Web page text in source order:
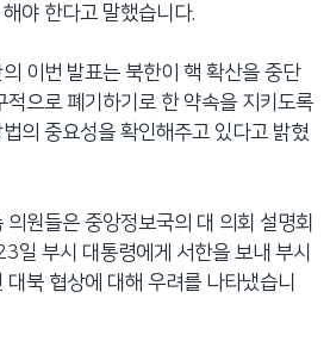
야 한다고 말했습니다.
이번 발표는 북한이 핵 확산을 중단
적으로 폐기하기로 한 약속을 지키도록
의 중요성을 확인해주고 있다고 밝혔
원들은 중앙정보국의 대 의회 설명회
일 부시 대통령에게 서한을 보내 부시
북 협상에 대해 우려를 나타냈습니